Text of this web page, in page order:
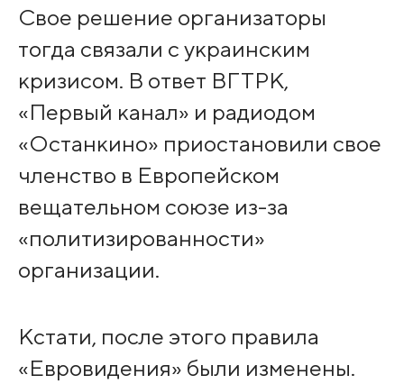
Свое решение организаторы
тогда связали с украинским
кризисом. В ответ ВГТРК,
«Первый канал» и радиодом
«Останкино» приостановили свое
членство в Европейском
вещательном союзе из-за
«политизированности»
организации.
Кстати, после этого правила
«Евровидения» были изменены.